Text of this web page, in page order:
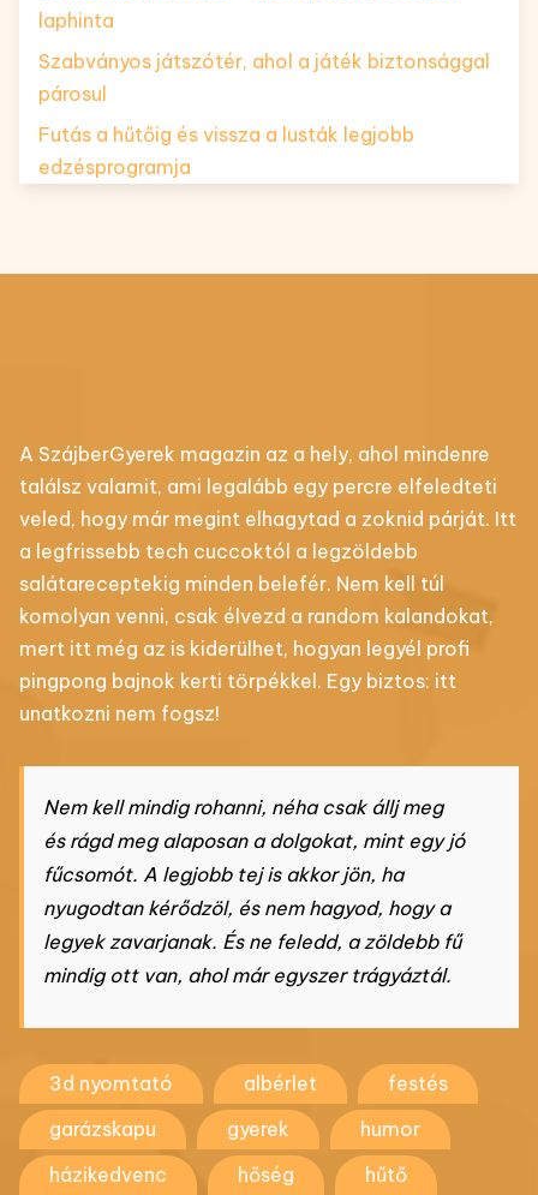
laphinta
Szabványos játszótér, ahol a játék biztonsággal
párosul
Futás a hűtőig és vissza a lusták legjobb
edzésprogramja
A SzájberGyerek magazin az a hely, ahol mindenre
találsz valamit, ami legalább egy percre elfeledteti
veled, hogy már megint elhagytad a zoknid párját. Itt
a legfrissebb tech cuccoktól a legzöldebb
salátareceptekig minden belefér. Nem kell túl
komolyan venni, csak élvezd a random kalandokat,
mert itt még az is kiderülhet, hogyan legyél profi
pingpong bajnok kerti törpékkel. Egy biztos: itt
unatkozni nem fogsz!
Nem kell mindig rohanni, néha csak állj meg
és rágd meg alaposan a dolgokat, mint egy jó
fűcsomót. A legjobb tej is akkor jön, ha
nyugodtan kérődzöl, és nem hagyod, hogy a
legyek zavarjanak. És ne feledd, a zöldebb fű
mindig ott van, ahol már egyszer trágyáztál.
3d nyomtató albérlet
festés
garázskapu
gyerek
humor
házikedvenc
hőség hűtő